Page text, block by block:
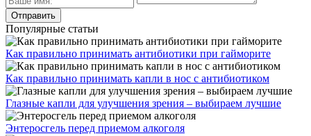
Популярные статьи
Как правильно принимать антибиотики при гайморите
Как правильно принимать капли в нос с антибиотиком
Глазные капли для улучшения зрения – выбираем лучшие
Энтеросгель перед приемом алкоголя